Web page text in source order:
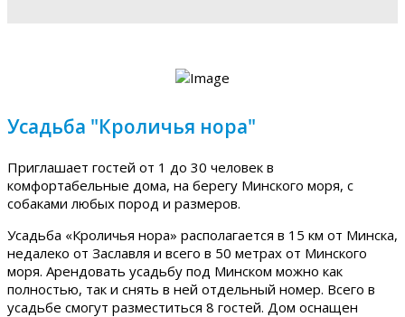
Усадьба "Кроличья нора"
Приглашает гостей от 1 до 30 человек в
комфортабельные дома, на берегу Минского моря, с
собаками любых пород и размеров.
Усадьба «Кроличья нора» располагается в 15 км от Минска,
недалеко от Заславля и всего в 50 метрах от Минского
моря. Арендовать усадьбу под Минском можно как
полностью, так и снять в ней отдельный номер. Всего в
усадьбе смогут разместиться 8 гостей. Дом оснащен